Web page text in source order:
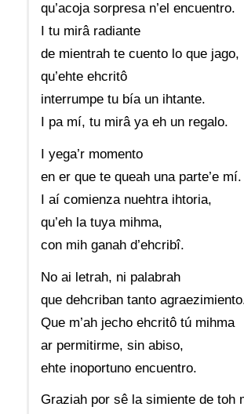
qu’acoja sorpresa n’el encuentro.
I tu mirâ radiante
de mientrah te cuento lo que jago,
qu’ehte ehcritô
interrumpe tu bía un ihtante.
I pa mí, tu mirâ ya eh un regalo.
I yega’r momento
en er que te queah una parte’e mí.
I aí comienza nuehtra ihtoria,
qu’eh la tuya mihma,
con mih ganah d’ehcribî.
No ai letrah, ni palabrah
que dehcriban tanto
Que m’ah jecho ehcritô tú mihma
ar permitirme, sin abiso,
ehte inoportuno encuentro.
Graziah por sê la simiente de toh